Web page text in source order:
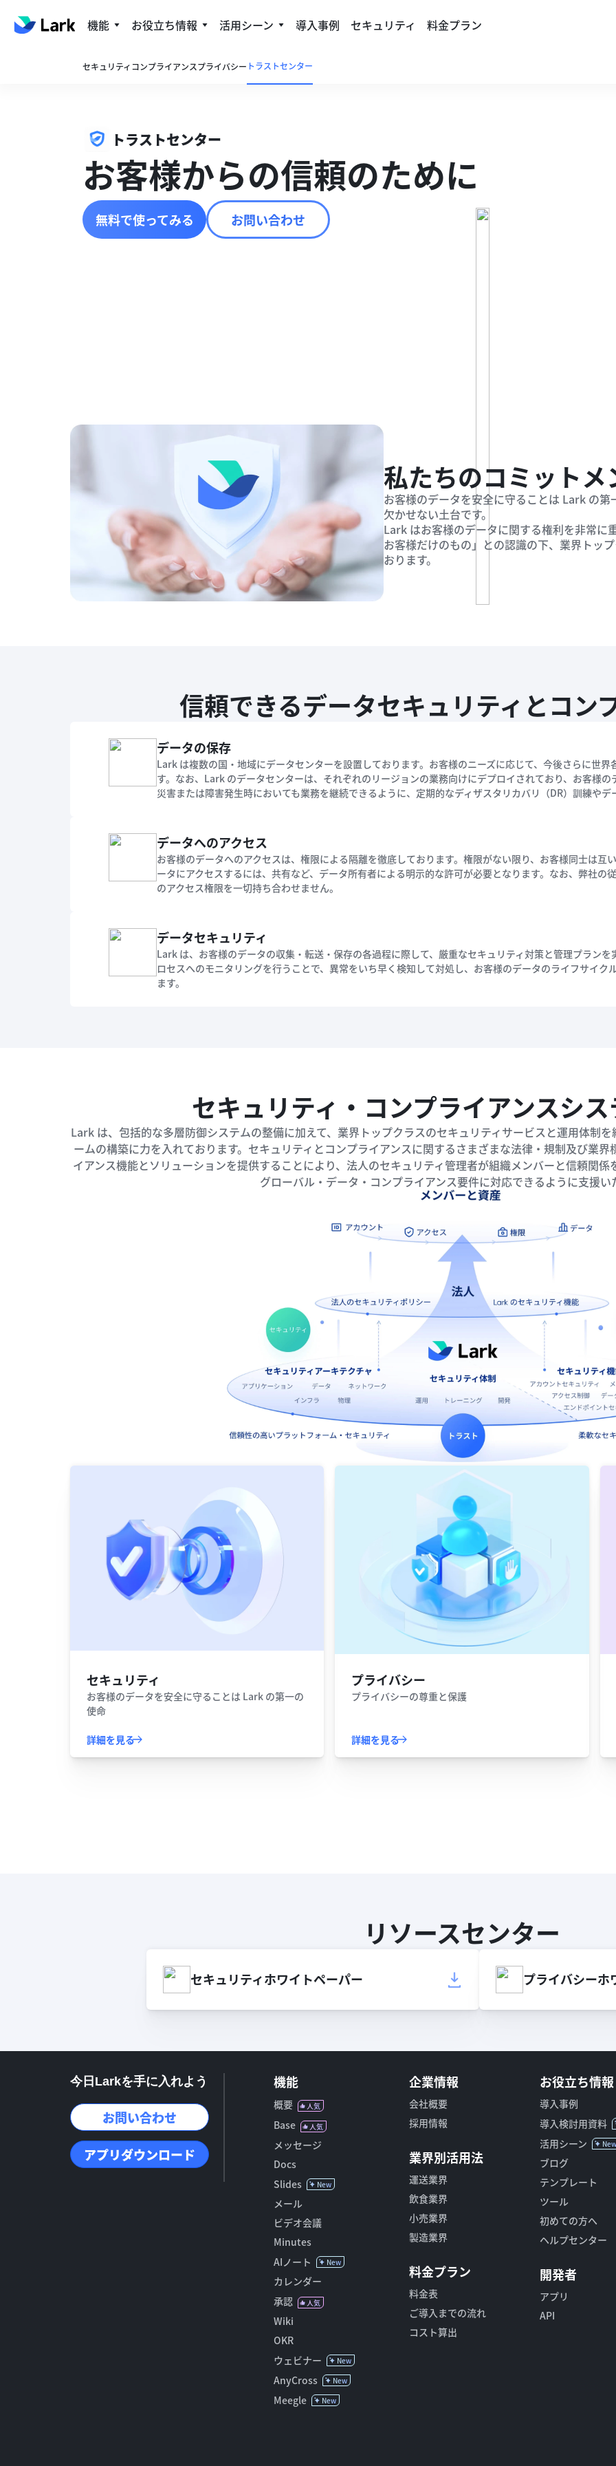
機能 お役立ち情報 活用シーン 導入事例 セキュリティ 料金プラン
セキュリティコンプライアンスプライバシー トラストセンター
トラストセンター
お客様からの信頼のために
無料で使ってみる お問い合わせ
私たちのコミットメ
お客様のデータを安全に守ることは Lark の
欠かせない土台です。
Lark はお客様のデータに関する権利を非常に
お客様だけのもの」との認識の下、業界トッ
おります。
信頼できるデータセキュリティとコン
データの保存
Lark は複数の国・地域にデータセンターを設置しております。お客様のニーズに応じて、今後さらに世
す。なお、Lark のデータセンターは、それぞれのリージョンの業務向けにデプロイされており、お客様
災害または障害発生時においても業務を継続できるように、定期的なディザスタリカバリ（DR）訓練や
データへのアクセス
お客様のデータへのアクセスは、権限による隔離を徹底しております。権限がない限り、お客様同士は互
ータにアクセスするには、共有など、データ所有者による明示的な許可が必要となります。なお、弊社の
のアクセス権限を一切持ち合わせません。
データセキュリティ
Lark は、お客様のデータの収集・転送・保存の各過程に際して、厳重なセキュリティ対策と管理プラン
ロセスへのモニタリングを行うことで、異常をいち早く検知して対処し、お客様のデータのライフサイク
ます。
セキュリティ・コンプライアンスシ
Lark は、包括的な多層防御システムの整備に加えて、業界トップクラスのセキュリティサービスと運用体制
ームの構築に力を入れております。セキュリティとコンプライアンスに関するさまざまな法律・規制及び業
イアンス機能とソリューションを提供することにより、法人のセキュリティ管理者が組織メンバーと信頼関
グローバル・データ・コンプライアンス要件に対応できるように支援い
セキュリティ
お客様のデータを安全に守ることは Lark の第一の
使命
詳細を見る
プライバシー
プライバシーの尊重と保護
詳細を見る
リソースセンター
セキュリティホワイトペーパー プライバシーホ
今日Larkを手に入れよう
お問い合わせ
アプリダウンロード
機能
概要 人気
Base 人気
メッセージ
Docs
Slides
New
メール
ビデオ会議
Minutes
AIノート
New
カレンダー
承認
人気
Wiki
OKR
ウェビナー
New
AnyCross New
Meegle New
企業情報
会社概要
採用情報
業界別活用法
運送業界
飲食業界
小売業界
製造業界
料金プラン
料金表
ご導入までの流れ
コスト算出
お役立ち情報
導入事例
導入検討用資料
活用シーン
New
ブログ
テンプレート
ツール
初めての方へ
ヘルプセンター
開発者
アプリ
API